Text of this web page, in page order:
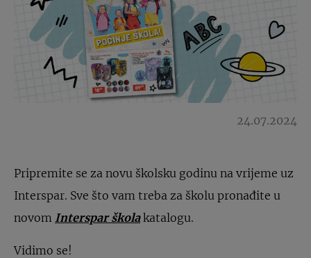
24.07.2024
Pripremite se za novu školsku godinu na vrijeme uz
Interspar. Sve što vam treba za školu pronađite u
novom Interspar školakatalogu.
Vidimo se!